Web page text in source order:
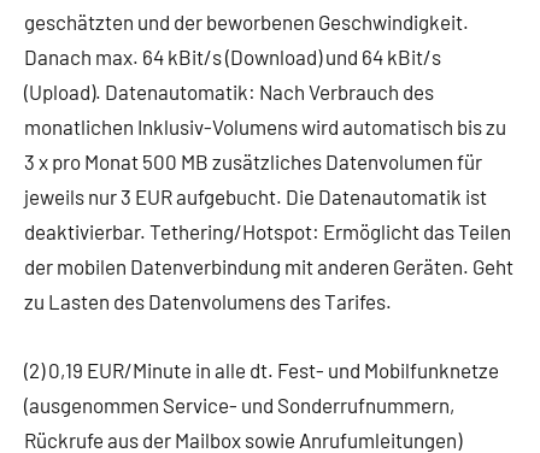
geschätzten und der beworbenen Geschwindigkeit.
Danach max. 64 kBit/s (Download) und 64 kBit/s
(Upload). Datenautomatik: Nach Verbrauch des
monatlichen Inklusiv-Volumens wird automatisch bis zu
3 x pro Monat 500 MB zusätzliches Datenvolumen für
jeweils nur 3 EUR aufgebucht. Die Datenautomatik ist
deaktivierbar. Tethering/Hotspot: Ermöglicht das Teilen
der mobilen Datenverbindung mit anderen Geräten. Geht
zu Lasten des Datenvolumens des Tarifes.
(2) 0,19 EUR/Minute in alle dt. Fest- und Mobilfunknetze
(ausgenommen Service- und Sonderrufnummern,
Rückrufe aus der Mailbox sowie Anrufumleitungen)